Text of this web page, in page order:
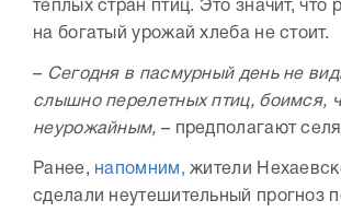
теплых стран птиц. Это значит, что
на богатый урожай хлеба не стоит.
– Сегодня в пасмурный день не
слышно перелетных птиц, боимся,
неурожайным, – предполагают
Ранее, напомним, жители
сделали неутешительный прогноз